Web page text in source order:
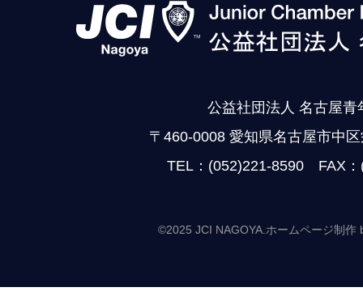
公益社団法人 名古屋青
〒460-0008 愛知県名古屋市中
TEL：(052)221-8590 FAX：
©2025 JCI NAGOYA. ホームページ制作